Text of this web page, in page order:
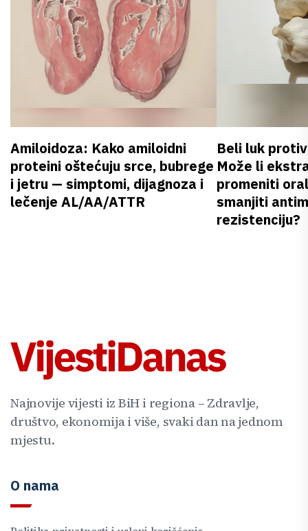
Amiloidoza: Kako amiloidni
proteini oštećuju srce, bubrege
i jetru — simptomi, dijagnoza i
lečenje AL/AA/ATTR
Beli luk
Može li
promeniti
smanjiti
rezistenciju?
Najnovije vijesti iz BiH i regiona – Zdravlje,
društvo, ekonomija i više, svaki dan na jednom
mjestu.
O nama